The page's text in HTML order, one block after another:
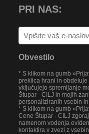
PRI NAS:
Obvestilo
* S klikom na gumb
preklica hrani in
vključujejo spremljanje
Štupar - CILJ in mojih
personaliziranih vsebin
* S klikom na gumb
Cene Štupar - CILJ
namenom vodenja
kontaktira v zvezi z